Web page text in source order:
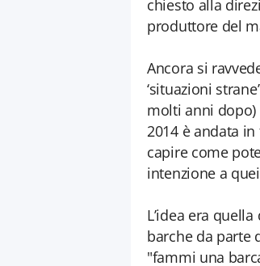
chiesto alla
produttore del
Ancora si
‘situazioni
molti anni dopo)
2014 è andata
capire come
intenzione a
L’idea era
barche da parte
"fammi una